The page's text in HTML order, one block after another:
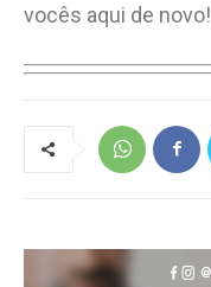
vocês aqui de novo!